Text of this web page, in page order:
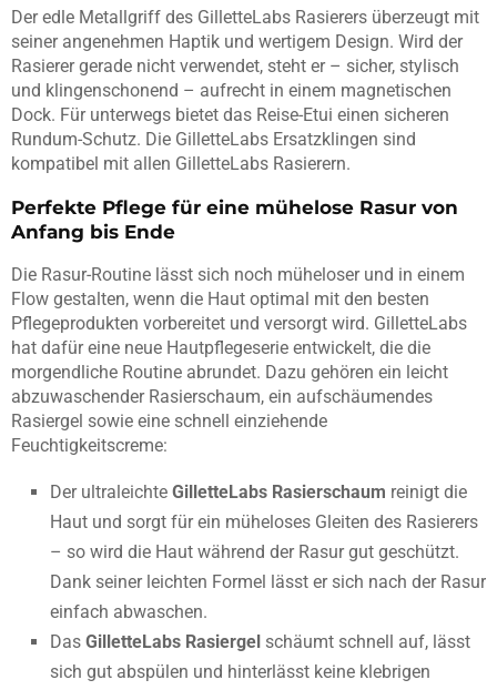
Der edle Metallgriff des GilletteLabs Rasierers überzeugt mit
seiner angenehmen Haptik und wertigem Design. Wird der
Rasierer gerade nicht verwendet, steht er – sicher, stylisch
und klingenschonend – aufrecht in einem magnetischen
Dock. Für unterwegs bietet das Reise-Etui einen sicheren
Rundum-Schutz. Die GilletteLabs Ersatzklingen sind
kompatibel mit allen GilletteLabs Rasierern.
Perfekte Pflege für eine mühelose Rasur von
Anfang bis Ende
Die Rasur-Routine lässt sich noch müheloser und in einem
Flow gestalten, wenn die Haut optimal mit den besten
Pflegeprodukten vorbereitet und versorgt wird. GilletteLabs
hat dafür eine neue Hautpflegeserie entwickelt, die die
morgendliche Routine abrundet. Dazu gehören ein leicht
abzuwaschender Rasierschaum, ein aufschäumendes
Rasiergel sowie eine schnell einziehende
Feuchtigkeitscreme:
Der ultraleichte GilletteLabs Rasierschaum reinigt die
Haut und sorgt für ein müheloses Gleiten des Rasierers
– so wird die Haut während der Rasur gut geschützt.
Dank seiner leichten Formel lässt er sich nach der Rasur
einfach abwaschen.
Das GilletteLabs Rasiergel schäumt schnell auf, lässt
sich gut abspülen und hinterlässt keine klebrigen